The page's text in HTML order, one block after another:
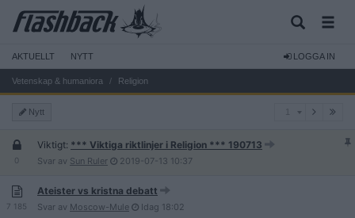
AKTUELLT NYTT LOGGA IN
Vetenskap & humaniora Religion
Nytt
0
Viktigt: *** Viktiga riktlinjer i Religion *** 190713
Svar av Sun Ruler 2019-07-13 10:37
7 185
Ateister vs kristna debatt
Svar av Moscow-Mule Idag 18:02